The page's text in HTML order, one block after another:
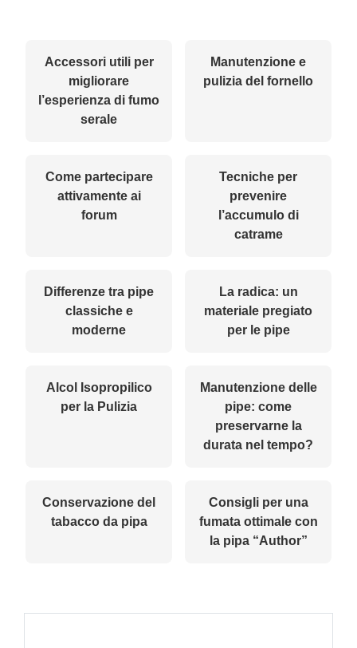
Accessori utili per
migliorare
l’esperienza di fumo
serale
Manutenzione e
pulizia del fornello
Come partecipare
attivamente ai
forum
Tecniche per
prevenire
l’accumulo di
catrame
Differenze tra pipe
classiche e
moderne
La radica: un
materiale pregiato
per le pipe
Alcol Isopropilico
per la Pulizia
Manutenzione delle
pipe: come
preservarne la
durata nel tempo?
Conservazione del
tabacco da pipa
Consigli per una
fumata ottimale con
la pipa “Author”